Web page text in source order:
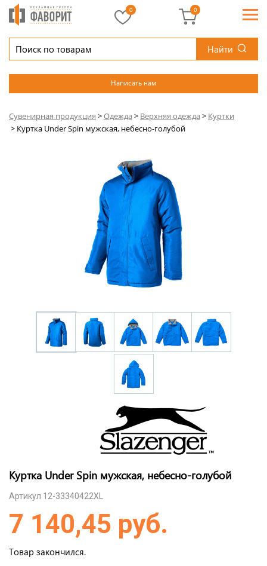
Найти
Написать нам
0 0
Сувенирная продукция >Одежда> Верхняя одежда> Куртки
> Куртка Under Spin мужская, небесно-голубой
Куртка Under Spin мужская, небесно-голубой
Артикул 12-33340422XL
7 140,45 руб.
Товар закончился.